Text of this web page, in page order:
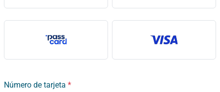
Número de tarjeta *